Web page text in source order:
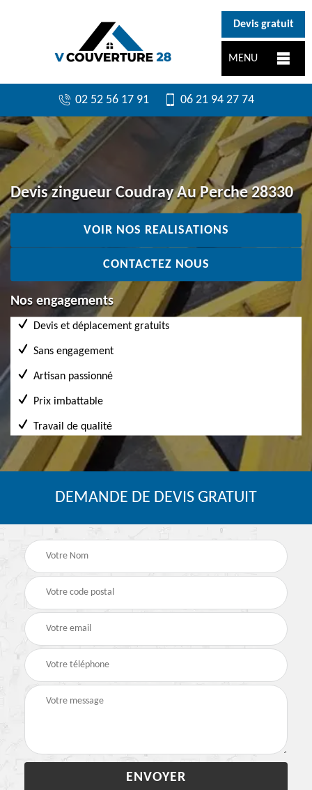
Devis gratuit
MENU
02 52 56 17 91 06 21 94 27 74
Devis zingueur Coudray Au Perche 28330
VOIR NOS REALISATIONS
CONTACTEZ NOUS
Nos engagements
Devis et déplacement gratuits
Sans engagement
Artisan passionné
Prix imbattable
Travail de qualité
DEMANDE DE DEVIS GRATUIT